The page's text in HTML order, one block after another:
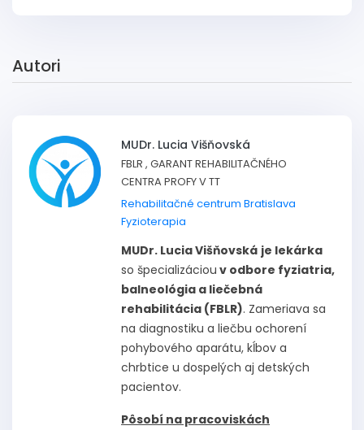
Autori
MUDr. Lucia Višňovská
FBLR , GARANT REHABILITAČNÉHO
CENTRA PROFY V TT
Rehabilitačné centrum Bratislava
Fyzioterapia
MUDr. Lucia Višňovská je lekárka
so špecializáciou v odbore fyziatria,
balneológia a liečebná
rehabilitácia (FBLR). Zameriava sa
na diagnostiku a liečbu ochorení
pohybového aparátu, kĺbov a
chrbtice u dospelých aj detských
pacientov.
Pôsobí na pracoviskách